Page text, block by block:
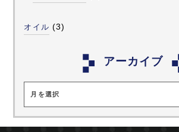
オイル (3)
アーカイブ
月を選択